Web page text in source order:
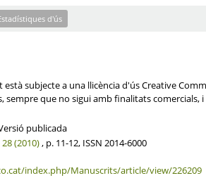
d'ús
subjecte a una llicència d'ús Creative
sempre que no sigui amb finalitats
publicada
(2010), p. 11-12, ISSN 2014-6000
index.php/Manuscrits/article/view/226209